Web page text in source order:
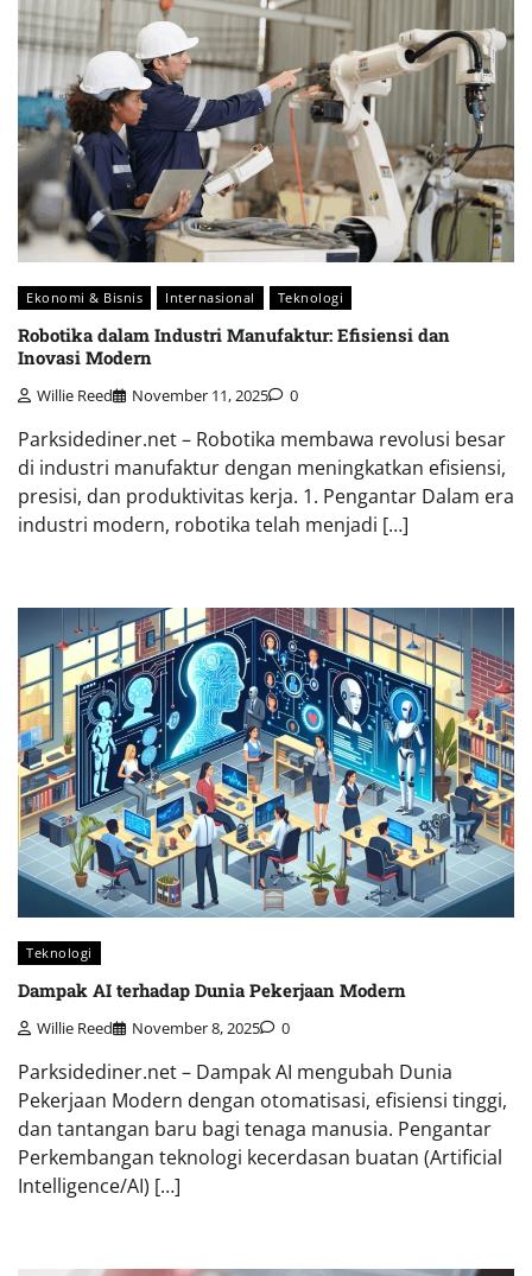
Ekonomi & Bisnis Internasional Teknologi
Robotika dalam Industri Manufaktur: Efisiensi dan
Inovasi Modern
Willie Reed November 11, 2025 0
Parksidediner.net – Robotika membawa revolusi besar
di industri manufaktur dengan meningkatkan efisiensi,
presisi, dan produktivitas kerja. 1. Pengantar Dalam era
industri modern, robotika telah menjadi […]
Teknologi
Dampak AI terhadap Dunia Pekerjaan Modern
Willie Reed November 8, 2025 0
Parksidediner.net – Dampak AI mengubah Dunia
Pekerjaan Modern dengan otomatisasi, efisiensi tinggi,
dan tantangan baru bagi tenaga manusia. Pengantar
Perkembangan teknologi kecerdasan buatan (Artificial
Intelligence/AI) […]